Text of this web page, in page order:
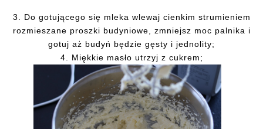
3. Do gotującego się mleka wlewaj cienkim strumieniem
rozmieszane proszki budyniowe, zmniejsz moc palnika i
gotuj aż budyń będzie gęsty i jednolity;
4. Miękkie masło utrzyj z cukrem;